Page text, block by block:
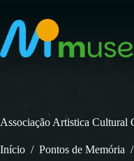
para
conteúdo
Associação Artistica Cultural
Início / Pontos de Memória /